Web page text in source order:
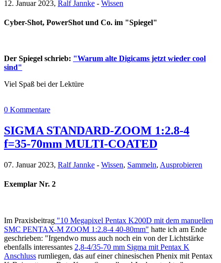
12. Januar 2023, Ralf Jannke - Wissen
Cyber-Shot, PowerShot und Co. im "Spiegel"
Der Spiegel schrieb: "Warum alte Digicams jetzt wieder cool
sind"
Viel Spaß bei der Lektüre
0 Kommentare
SIGMA STANDARD-ZOOM 1:2.8-4
f=35-70mm MULTI-COATED
07. Januar 2023, Ralf Jannke - Wissen, Sammeln, Ausprobieren
Exemplar Nr. 2
Im Praxisbeitrag "10 Megapixel Pentax K200D mit dem manuellen
SMC PENTAX-M ZOOM 1:2.8-4 40-80mm" hatte ich am Ende
geschrieben: "Irgendwo muss auch noch ein von der Lichtstärke
ebenfalls interessantes 2,8-4/35-70 mm Sigma mit Pentax K
Anschluss rumliegen, das auf einer chinesischen Phenix mit Pentax